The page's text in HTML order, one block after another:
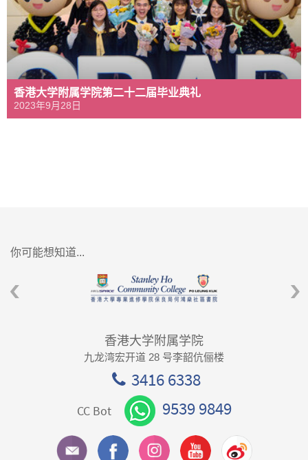
香港大学附属学院第二十二届毕业典礼
2023年9月28日
你可能想知道...
香港大学附属学院
九龙湾宏开道 28 号李韶伉俪楼
3416 6338
CC Bot 9539 9849